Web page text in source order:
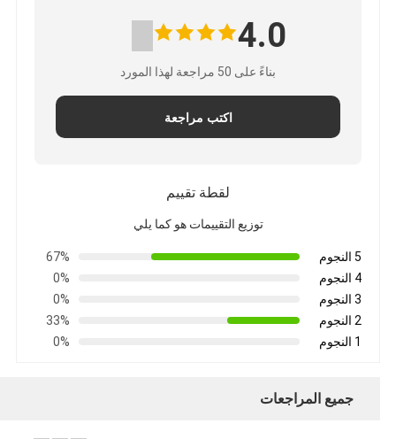
4.0
بناءً على 50 مراجعة لهذا المورد
اكتب مراجعة
لقطة تقييم
توزيع التقييمات هو كما يلي
5 النجوم
67%
4 النجوم
0%
3 النجوم
0%
2 النجوم
33%
1 النجوم
0%
جميع المراجعات